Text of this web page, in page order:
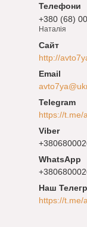
+380 (68)
Наталія
http://
https://t.me/
Наш
https://t.me/